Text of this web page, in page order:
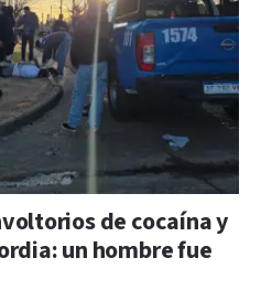
de cocaína y
un hombre fue